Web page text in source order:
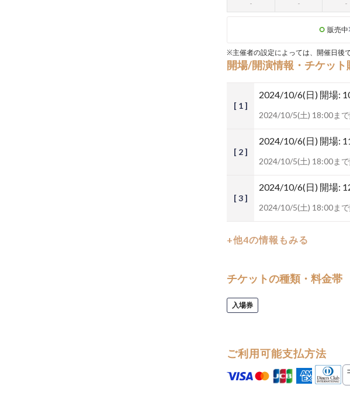
販売中
※主催者の設定によっては、開催日後
開場/開演情報・チケット
[ 1 ]
2024/10/6(日) 開場:
2024/10/5(土) 18:00ま
[ 2 ]
2024/10/6(日) 開場:
2024/10/5(土) 18:00ま
[ 3 ]
2024/10/6(日) 開場:
2024/10/5(土) 18:00ま
+他4の情報もみる
チケットの種類・料金帯
入場券
ご利用可能支払方法